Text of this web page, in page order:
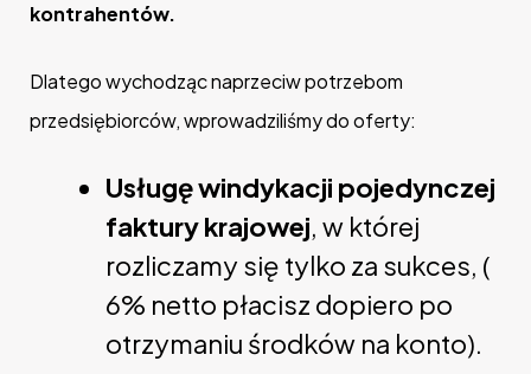
kontrahentów.
Dlatego wychodząc naprzeciw potrzebom
przedsiębiorców, wprowadziliśmy do oferty:
Usługę windykacji pojedynczej
faktury krajowej, w której
rozliczamy się tylko za sukces, (
6% netto płacisz dopiero po
otrzymaniu środków na konto).